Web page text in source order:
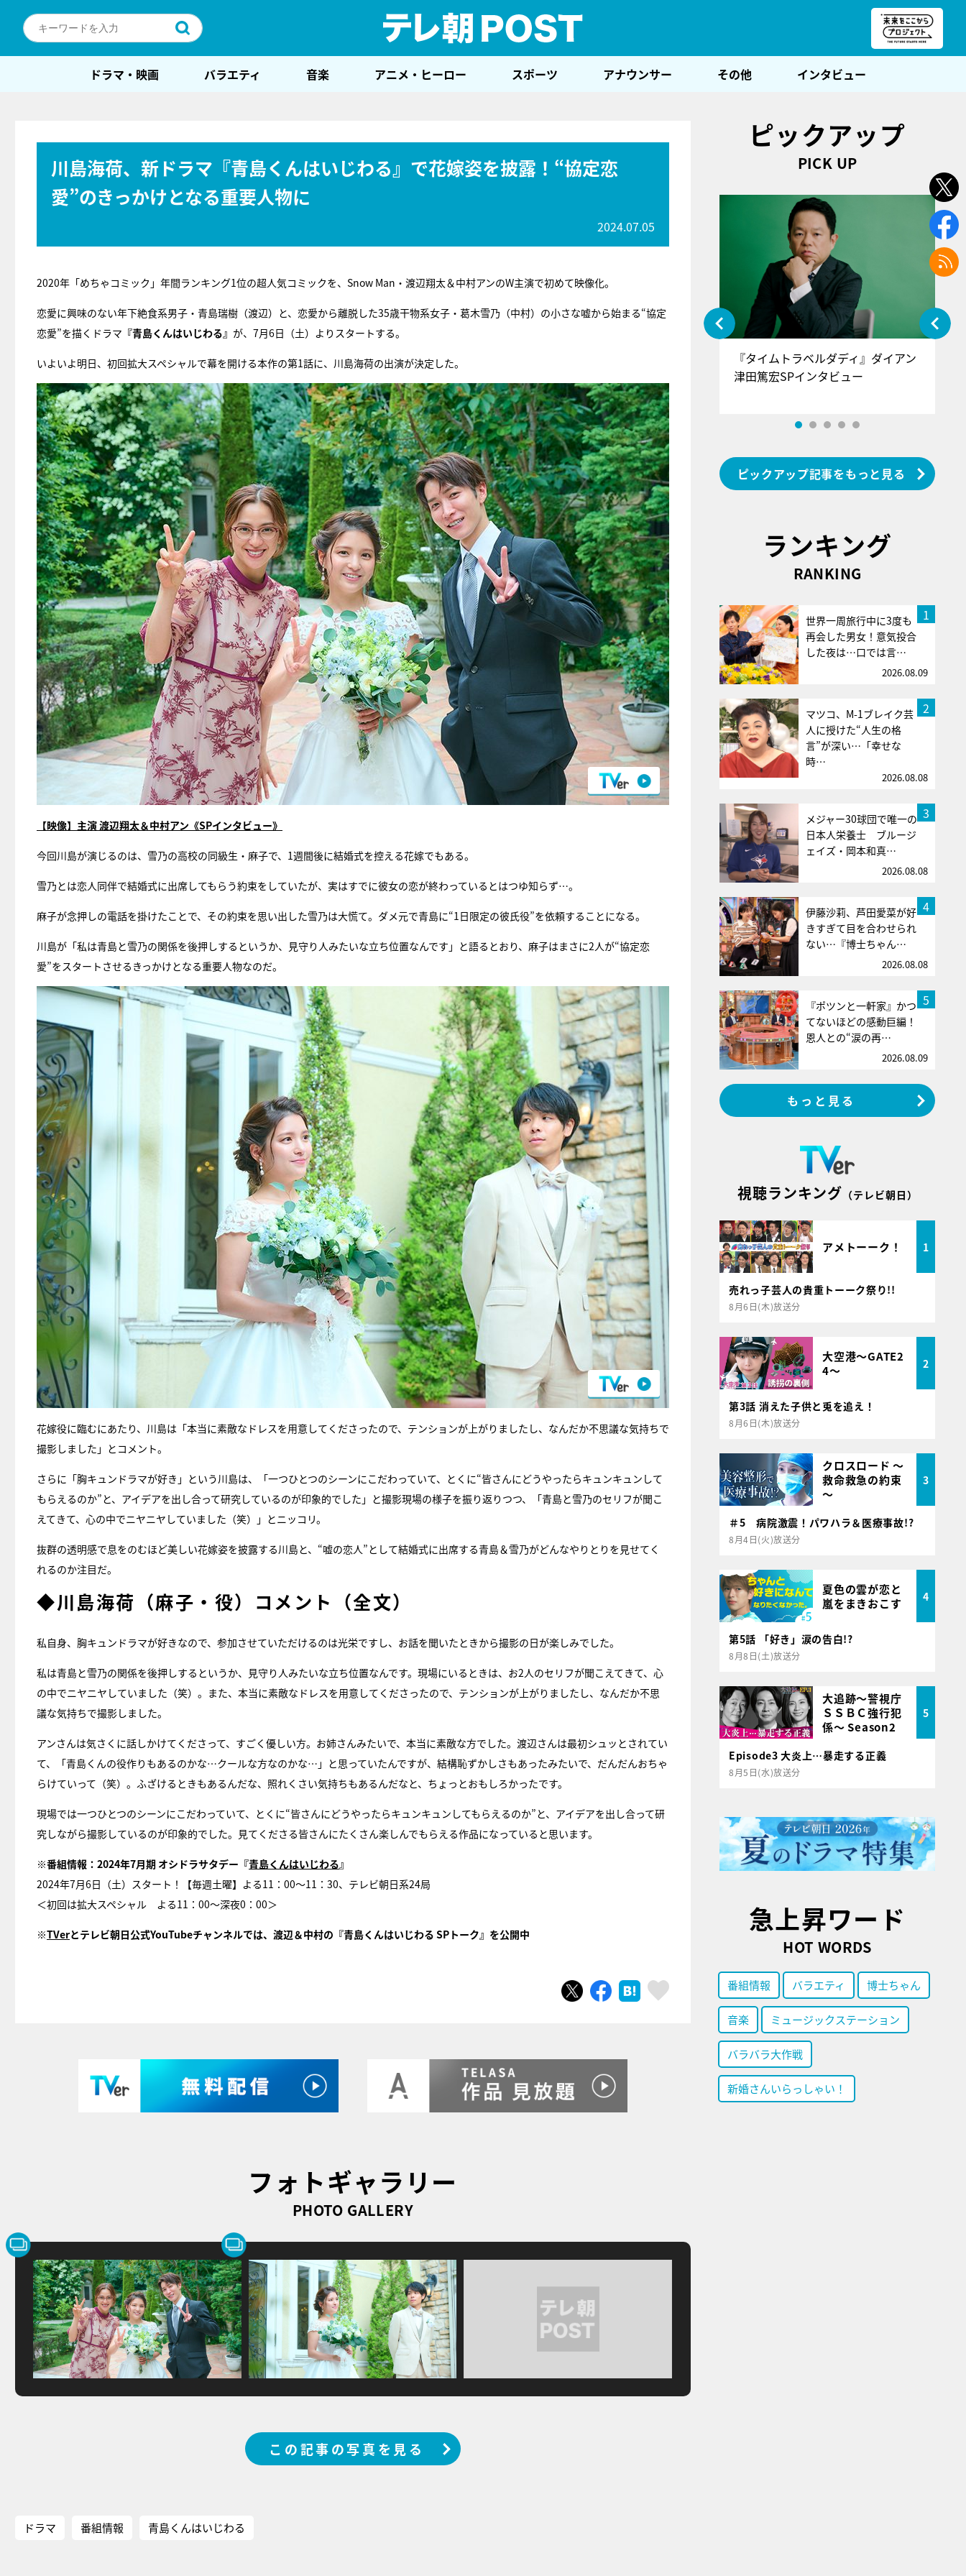
ドラマ・映画 バラエティ 音楽 アニメ・ヒーロー スポーツ アナウンサー その他 インタビュー
川島海荷、新ドラマ『青島くんはいじわる』で花嫁姿を披露！“協定恋
愛”のきっかけとなる重要人物に
2024.07.05
2020年「めちゃコミック」年間ランキング1位の超人気コミックを、Snow Man・渡辺翔太＆中村アンのW主演で初めて映像化。
恋愛に興味のない年下絶食系男子・青島瑞樹（渡辺）と、恋愛から離脱した35歳干物系女子・葛木雪乃（中村）の小さな嘘から始まる“協定
恋愛”を描くドラマ 『青島くんはいじわる』 が、7月6日（土）よりスタートする。
いよいよ明日、初回拡大スペシャルで幕を開ける本作の第1話に、川島海荷の出演が決定した。
【映像】主演 渡辺翔太＆中村アン《SPインタビュー》
今回川島が演じるのは、雪乃の高校の同級生・麻子で、1週間後に結婚式を控える花嫁でもある。
雪乃とは恋人同伴で結婚式に出席してもらう約束をしていたが、実はすでに彼女の恋が終わっているとはつゆ知らず…。
麻子が念押しの電話を掛けたことで、その約束を思い出した雪乃は大慌て。ダメ元で青島に“1日限定の彼氏役”を依頼することになる。
川島が「私は青島と雪乃の関係を後押しするというか、見守り人みたいな立ち位置なんです」と語るとおり、麻子はまさに2人が“協定恋
愛”をスタートさせるきっかけとなる重要人物なのだ。
花嫁役に臨むにあたり、川島は「本当に素敵なドレスを用意してくださったので、テンションが上がりましたし、なんだか不思議な気持ちで
撮影しました」とコメント。
さらに「胸キュンドラマが好き」という川島は、「一つひとつのシーンにこだわっていて、とくに“皆さんにどうやったらキュンキュンして
もらえるのか”と、アイデアを出し合って研究しているのが印象的でした」と撮影現場の様子を振り返りつつ、「青島と雪乃のセリフが聞こ
えてきて、心の中でニヤニヤしていました（笑）」とニッコリ。
抜群の透明感で息をのむほど美しい花嫁姿を披露する川島と、“嘘の恋人”として結婚式に出席する青島＆雪乃がどんなやりとりを見せてく
れるのか注目だ。
◆川島海荷（麻子・役）コメント（全文）
私自身、胸キュンドラマが好きなので、参加させていただけるのは光栄ですし、お話を聞いたときから撮影の日が楽しみでした。
私は青島と雪乃の関係を後押しするというか、見守り人みたいな立ち位置なんです。現場にいるときは、お2人のセリフが聞こえてきて、心
の中でニヤニヤしていました（笑）。また、本当に素敵なドレスを用意してくださったので、テンションが上がりましたし、なんだか不思
議な気持ちで撮影しました。
アンさんは気さくに話しかけてくださって、すごく優しい方。お姉さんみたいで、本当に素敵な方でした。渡辺さんは最初シュッとされてい
て、「青島くんの役作りもあるのかな…クールな方なのかな…」と思っていたんですが、結構恥ずかしさもあったみたいで、だんだんおちゃ
らけていって（笑）。ふざけるときもあるんだな、照れくさい気持ちもあるんだなと、ちょっとおもしろかったです。
現場では一つひとつのシーンにこだわっていて、とくに“皆さんにどうやったらキュンキュンしてもらえるのか”と、アイデアを出し合って研
究しながら撮影しているのが印象的でした。見てくださる皆さんにたくさん楽しんでもらえる作品になっていると思います。
※番組情報：2024年7月期 オシドラサタデー『青島くんはいじわる』
2024年7月6日（土）スタート！【毎週土曜】よる11：00～11：30、テレビ朝日系24局
＜初回は拡大スペシャル よる11：00～深夜0：00＞
※TVerとテレビ朝日公式YouTubeチャンネルでは、渡辺＆中村の『青島くんはいじわる SPトーク』を公開中
ツイートシェア はてブ
フォトギャラリー
PHOTO GALLERY
この記事の写真を見る
ドラマ 番組情報 青島くんはいじわる
ピックアップ
PICK UP
ビュー
『タイムトラベルダディ』ダイアン
津田篤宏SPインタビュー
ピックアップ記事をもっと見る
ランキング
RANKING
1
世界一周旅行中に3度も
再会した男女！意気投合
した夜は…口では言…
2026.08.09
2
マツコ、M-1ブレイク芸
人に授けた“人生の格
言”が深い…「幸せな
時…
2026.08.08
3
メジャー30球団で唯一の
日本人栄養士 ブルージ
ェイズ・岡本和真…
2026.08.08
4
伊藤沙莉、芦田愛菜が好
きすぎて目を合わせられ
ない…『博士ちゃん…
2026.08.08
5
『ポツンと一軒家』かつ
てないほどの感動巨編！
恩人との“涙の再…
2026.08.09
もっと見る
視聴ランキング （テレビ朝日）
アメトーーク！ 1
売れっ子芸人の貴重トーーク祭り!!
8月6日(木)放送分
大空港～GATE2
4～
2
第3話 消えた子供と兎を追え！
8月6日(木)放送分
クロスロード ～
救命救急の約束
～
3
＃5 病院激震！パワハラ＆医療事故!?
8月4日(火)放送分
夏色の雲が恋と
嵐をまきおこす
4
第5話 「好き」涙の告白!?
8月8日(土)放送分
大追跡～警視庁
ＳＳＢＣ強行犯
係～ Season2
5
Episode3 大炎上…暴走する正義
8月5日(水)放送分
急上昇ワード
HOT WORDS
番組情報 バラエティ 博士ちゃん
音楽 ミュージックステーション
バラバラ大作戦
新婚さんいらっしゃい！